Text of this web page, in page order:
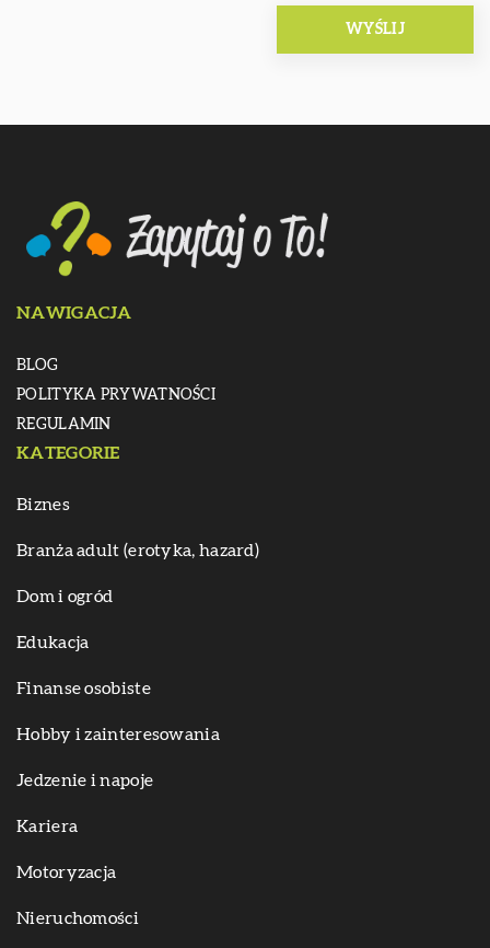
NAWIGACJA
BLOG
POLITYKA PRYWATNOŚCI
REGULAMIN
KATEGORIE
Biznes
Branża adult (erotyka, hazard)
Dom i ogród
Edukacja
Finanse osobiste
Hobby i zainteresowania
Jedzenie i napoje
Kariera
Motoryzacja
Nieruchomości